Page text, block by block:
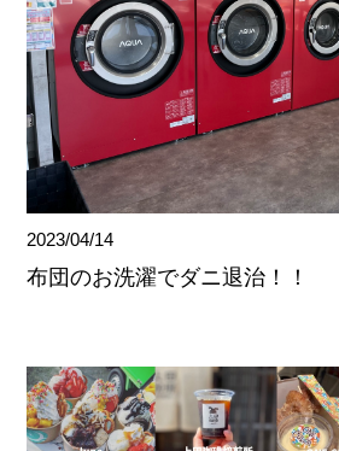
2023/04/14
布団のお洗濯でダニ退治！！